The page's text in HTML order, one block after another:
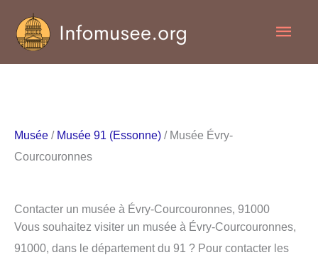
contenu
Musée / Musée 91 (Essonne) / Musée Évry-
Courcouronnes
Contacter un musée à Évry-Courcouronnes, 91000
Vous souhaitez visiter un musée à Évry-Courcouronnes,
91000, dans le département du 91 ? Pour contacter les